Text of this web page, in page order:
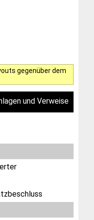
gegenüber dem
und Verweise